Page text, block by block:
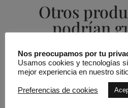
Otros
podrían
Productos
REBAJADO -50%
Vestido XANDRA
Nos preocupamos por tu
Usamos cookies y tecnologías
mejor experiencia en nuestro
Preferencias de cookies